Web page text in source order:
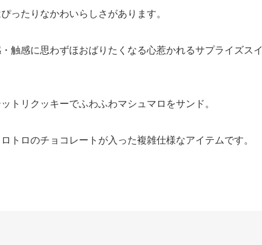
ったりなかわいらしさがあります。
触感に思わずほおばりたくなる心惹かれるサプライズスイ
トリクッキーでふわふわマシュマロをサンド。
トロのチョコレートが入った複雑仕様なアイテムです。